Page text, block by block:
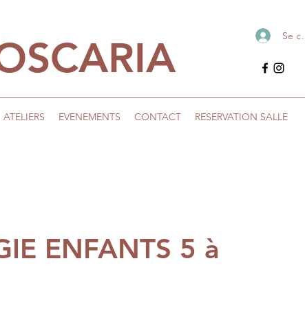
Se
ATELIERS EVENEMENTS CONTACT RESERVATION SALLE
ENFANTS 5 à